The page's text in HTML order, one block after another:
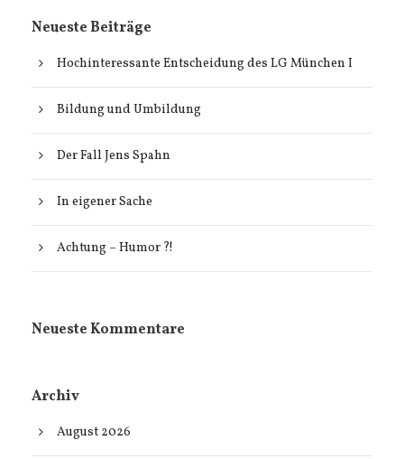
Neueste Beiträge
Hochinteressante Entscheidung des LG München I
Bildung und Umbildung
Der Fall Jens Spahn
In eigener Sache
Achtung – Humor ?!
Neueste Kommentare
Archiv
August 2026